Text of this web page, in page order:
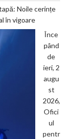
Noile cerințe
în vigoare
Înce
pând
de
ieri, 2
augu
st
2026,
Ofici
ul
pentr